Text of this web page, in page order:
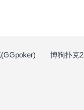
博狗扑克